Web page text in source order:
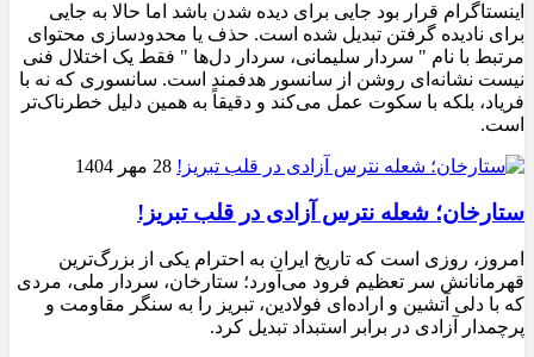
اینستاگرام قرار بود جایی برای دیده شدن باشد اما حالا به جایی
برای نادیده گرفتن تبدیل شده است. حذف یا محدودسازی محتوای
مرتبط با نام " سردار سلیمانی، سردار دل‌ها " فقط یک اختلال فنی
نیست نشانه‌ای روشن از سانسور هدفمند است. سانسوری که نه با
فریاد، بلکه با سکوت عمل می‌کند و دقیقاً به همین دلیل خطرناک‌تر
است.
28 مهر 1404
ستارخان؛ شعله نترس آزادی در قلب تبریز!
امروز، روزی است که تاریخ ایران به احترام یکی از بزرگ‌ترین
قهرمانانش سر تعظیم فرود می‌آورد؛ ستارخان، سردار ملی، مردی
که با دلی آتشین و اراده‌ای فولادین، تبریز را به سنگر مقاومت و
پرچمدار آزادی در برابر استبداد تبدیل کرد.